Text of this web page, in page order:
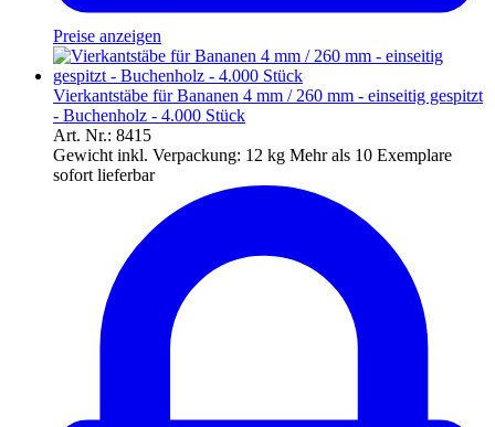
Preise anzeigen
Vierkantstäbe für Bananen 4 mm / 260 mm - einseitig gespitzt
- Buchenholz - 4.000 Stück
Art. Nr.: 8415
Gewicht inkl. Verpackung: 12 kg Mehr als 10 Exemplare
sofort lieferbar